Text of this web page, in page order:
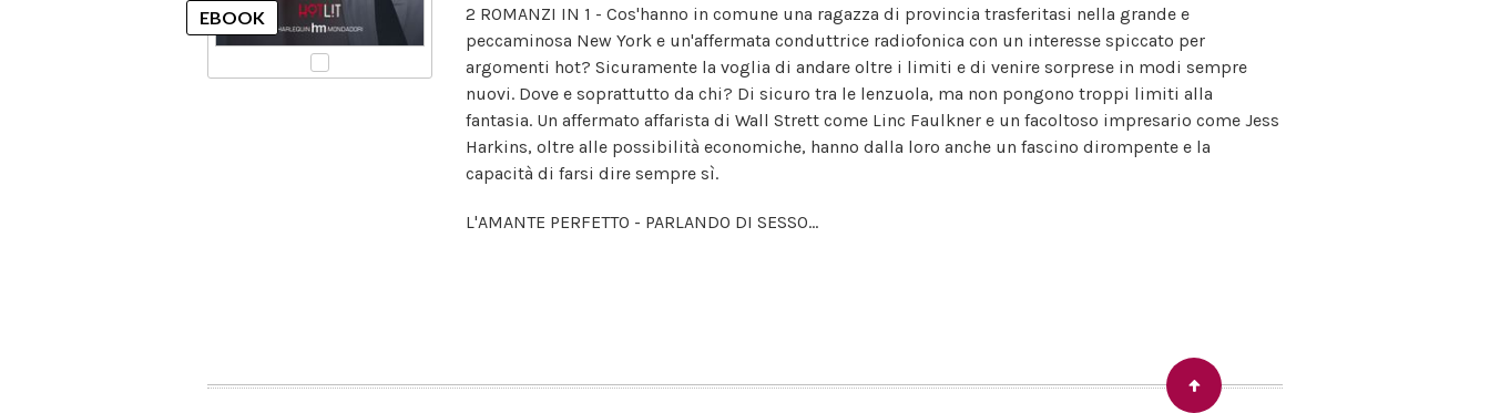
2 ROMANZI IN 1 - Cos'hanno in comune una ragazza di provincia trasferitasi nella grande e
peccaminosa New York e un'affermata conduttrice radiofonica con un interesse spiccato per
argomenti hot? Sicuramente la voglia di andare oltre i limiti e di venire sorprese in modi sempre
nuovi. Dove e soprattutto da chi? Di sicuro tra le lenzuola, ma non pongono troppi limiti alla
fantasia. Un affermato affarista di Wall Strett come Linc Faulkner e un facoltoso impresario come Jess
Harkins, oltre alle possibilità economiche, hanno dalla loro anche un fascino dirompente e la
capacità di farsi dire sempre sì.
L'AMANTE PERFETTO - PARLANDO DI SESSO...